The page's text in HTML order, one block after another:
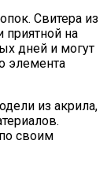
Свитера из
приятной на
дней и могут
элемента
из акрила,
своим